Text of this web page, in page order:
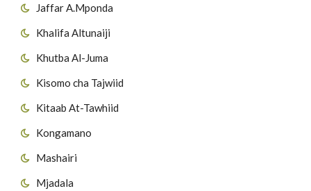
Jaffar A.Mponda
Khalifa Altunaiji
Khutba Al-Juma
Kisomo cha Tajwiid
Kitaab At-Tawhiid
Kongamano
Mashairi
Mjadala